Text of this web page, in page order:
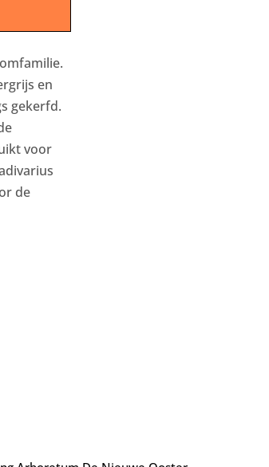
en
gekerfd.
voor
de